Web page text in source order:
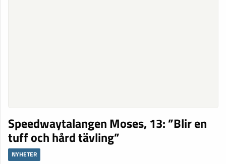
Speedwaytalangen Moses, 13: ”Blir en
tuff och hård tävling”
NYHETER